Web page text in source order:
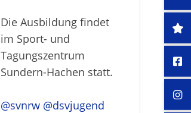
Die Ausbildung findet
im Sport- und
Tagungszentrum
Sundern-Hachen statt.
@svnrw @dsvjugend